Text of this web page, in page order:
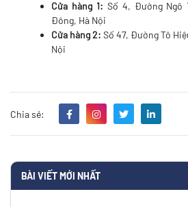
Cửa hàng 1: Số 4, Đường Ngô
Đông, Hà Nội
Cửa hàng 2: Số 47, Đường Tô
Nội
Chia sẻ:
BÀI VIẾT MỚI NHẤT